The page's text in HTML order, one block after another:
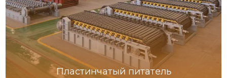
Пластинчатый питатель